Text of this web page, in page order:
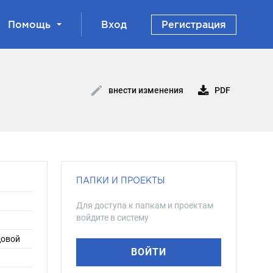
Помощь Вход Регистрация
внести изменения PDF
ПАПКИ И ПРОЕКТЫ
Для доступа к папкам и проектам
войдите в систему
ВОЙТИ